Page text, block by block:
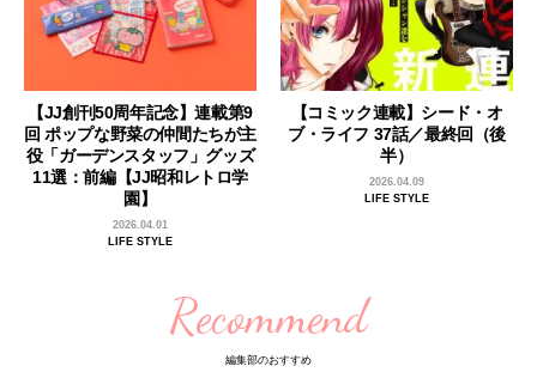
【JJ創刊50周年記念】連載第9
回 ポップな野菜の仲間たちが主
役「ガーデンスタッフ」グッズ
11選：前編【JJ昭和レトロ学
園】
2026.04.01
LIFE STYLE
【コミック連載】シード・オ
ブ・ライフ 37話／最終回（後
半）
2026.04.09
LIFE STYLE
Recommend
編集部のおすすめ